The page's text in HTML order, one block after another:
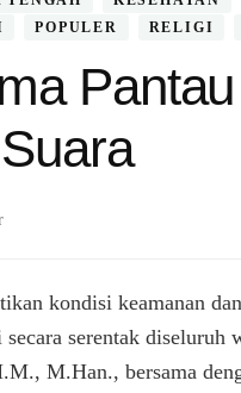
POPULER RELIGI
pada
Pantau
Wilayah
Jelang
kondisi keamanan
serentak
M.Han., bersama